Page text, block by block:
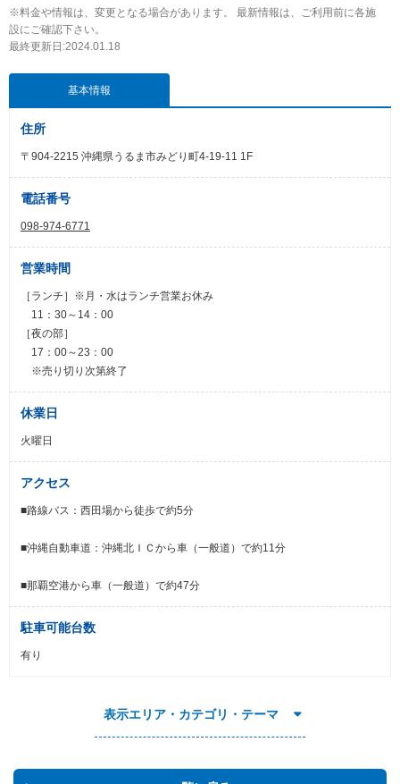
※料金や情報は、変更となる場合があります。 最新情報は、ご利用前に各施
設にご確認下さい。
最終更新日:2024.01.18
基本情報
住所
〒904-2215 沖縄県うるま市みどり町4-19-11 1F
電話番号
098-974-6771
営業時間
［ランチ］※月・水はランチ営業お休み
11：30～14：00
［夜の部］
17：00～23：00
※売り切り次第終了
休業日
火曜日
アクセス
■路線バス：西田場から徒歩で約5分
■沖縄自動車道：沖縄北ＩＣから車（一般道）で約11分
■那覇空港から車（一般道）で約47分
駐車可能台数
有り
表示エリア・カテゴリ・テーマ